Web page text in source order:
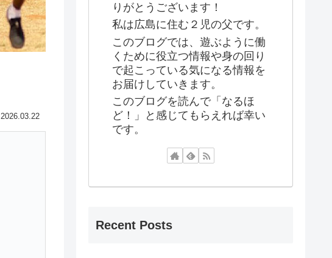
2026.03.22
りがとうございます！
私は広島に住む２児の父です。
このブログでは、遊ぶように働
くために役立つ情報や身の回り
で起こっている気になる情報を
お届けしていきます。
このブログを読んで「なるほ
ど！」と感じてもらえれば幸い
です。
Recent Posts